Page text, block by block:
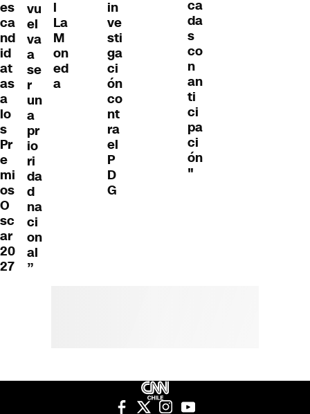
es
ca
nd
id
at
as
a
lo
s
Pr
e
mi
os
O
sc
ar
20
27
vu
el
va
a
se
r
un
a
pr
io
ri
da
d
na
ci
on
al
”
l
La
M
on
ed
a
in
ve
sti
ga
ci
ón
co
nt
ra
el
P
D
G
ca
da
s
co
n
an
ti
ci
pa
ci
ón
"